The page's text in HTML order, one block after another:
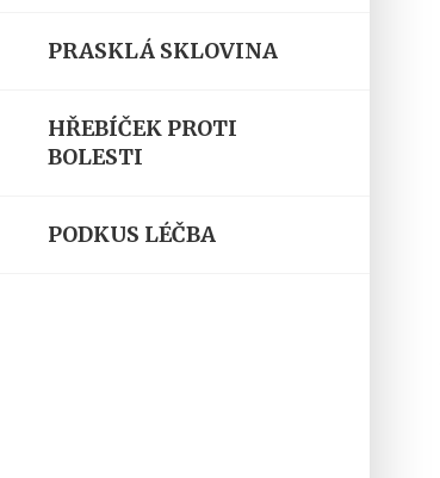
PRASKLÁ SKLOVINA
HŘEBÍČEK PROTI
BOLESTI
PODKUS LÉČBA